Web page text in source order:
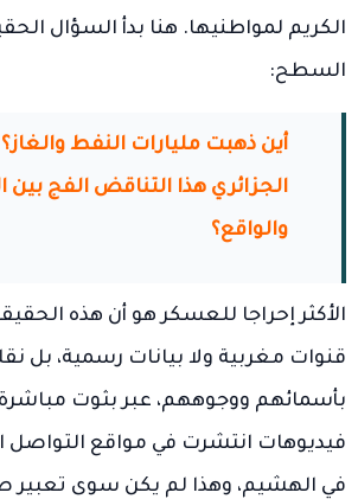
الكريم لمواطنيها. هنا بدأ السؤال
السطح:
أين ذهبت مليارات النفط
الجزائري هذا التناقض الفج
والواقع؟
الأكثر إحراجا للعسكر هو أن هذه
قنوات مغربية ولا بيانات رسمية، بل
بأسمائهم ووجوههم، عبر بثوت
فيديوهات انتشرت في مواقع التواصل
في الهشيم، وهذا لم يكن سوى تعبير